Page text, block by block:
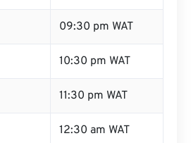
09:30 pm WAT
10:30 pm WAT
11:30 pm WAT
12:30 am WAT